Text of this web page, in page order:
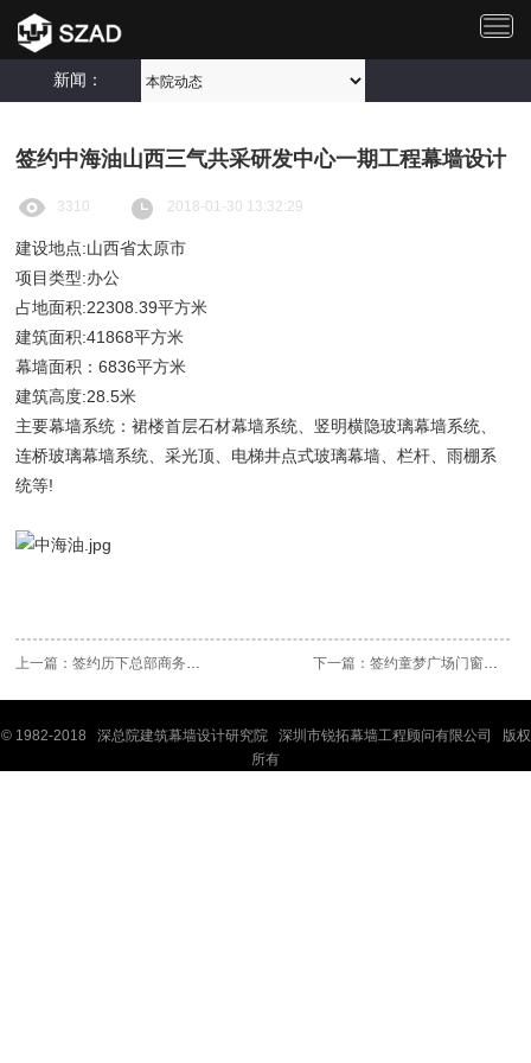
切
航
新闻：
签约中海油山西三气共采研发中心一期工程幕墙设计
3310 2018-01-30 13:32:29
建设地点:山西省太原市
项目类型:办公
占地面积:22308.39平方米
建筑面积:41868平方米
幕墙面积：6836平方米
建筑高度:28.5米
主要幕墙系统：裙楼首层石材幕墙系统、竖明横隐玻璃幕墙系统、
连桥玻璃幕墙系统、采光顶、电梯井点式玻璃幕墙、栏杆、雨棚系
统等!
上一篇：签约历下总部商务幕墙设计项目 下一篇： 签约童梦广场门窗幕墙深化设计项目
© 1982-2018 深总院建筑幕墙设计研究院 深圳市锐拓幕墙工程顾问有限公司 版权
所有